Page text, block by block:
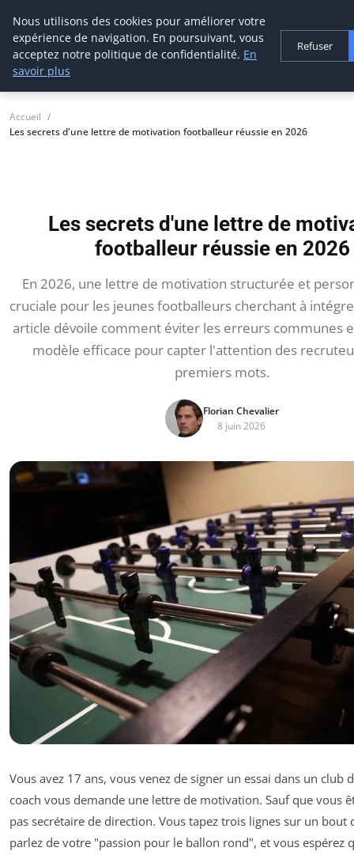
thestorefinder
Trouvez les meilleures adresses business
Accueil
Les secrets d'une lettre de motivation footballeur réussie en 2026
Les secrets d'une lettre de
footballeur réussie en 2026
En 2026, une lettre de motivation structurée et
cruciale pour les jeunes footballeurs cherchant à
article dévoile comment éviter les erreurs communes
modèle efficace pour capter l'attention des
premiers mots.
Florian Chevalier
8 juin 2026
Vous avez 17 ans, vous venez de signer un essai dans un club
coach vous demande une lettre de motivation. Sauf que vous
pas secrétaire de direction. Vous tapez trois lignes sur un bout
parlez de votre "passion pour le ballon rond", et vous espérez
Nous utilisons des cookies pour améliorer votre
expérience de navigation. En poursuivant, vous
acceptez notre politique de confidentialité. En
savoir plus
Refuser